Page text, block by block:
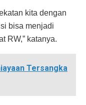
kita dengan
bisa menjadi
RW,” katanya.
Tersangka